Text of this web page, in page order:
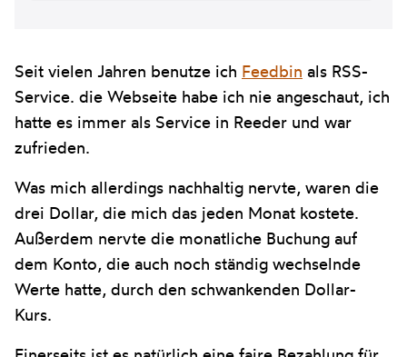
Seit vielen Jahren benutze ich Feedbin als RSS-
Service. die Webseite habe ich nie angeschaut, ich
hatte es immer als Service in Reeder und war
zufrieden.
Was mich allerdings nachhaltig nervte, waren die
drei Dollar, die mich das jeden Monat kostete.
Außerdem nervte die monatliche Buchung auf
dem Konto, die auch noch ständig wechselnde
Werte hatte, durch den schwankenden Dollar-
Kurs.